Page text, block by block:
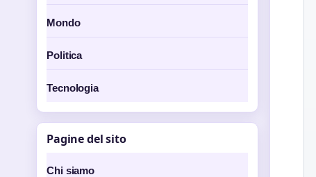
Mondo
Politica
Tecnologia
Pagine del sito
Chi siamo